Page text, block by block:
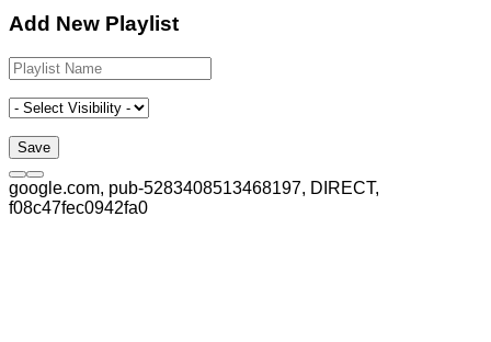
Add New Playlist
google.com, pub-5283408513468197, DIRECT,
f08c47fec0942fa0